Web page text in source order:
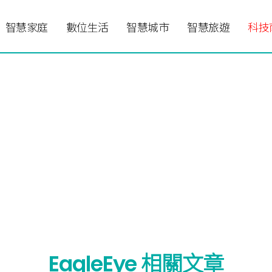
智慧家庭 數位生活 智慧城市 智慧旅遊 科技
EagleEye 相關文章